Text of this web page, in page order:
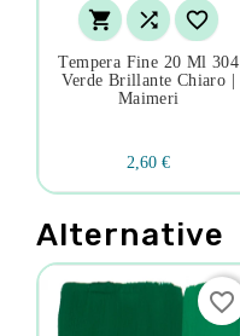
  
Tempera Fine 20 Ml 304
Verde Brillante Chiaro |
Maimeri
2,60 €
Alternative
favorite_border